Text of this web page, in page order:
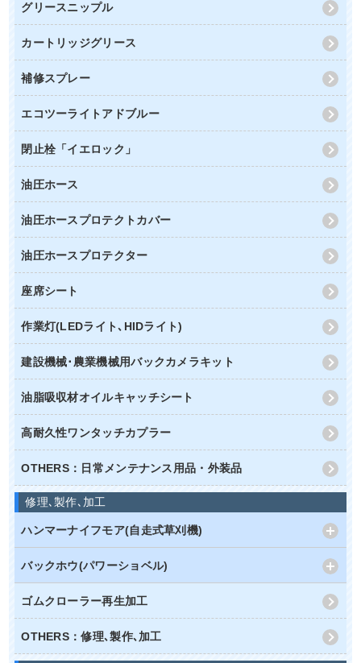
グリースニップル
カートリッジグリース
補修スプレー
エコツーライトアドブルー
閉止栓「イエロック」
油圧ホース
油圧ホースプロテクトカバー
油圧ホースプロテクター
座席シート
作業灯(LEDライト､HIDライト)
建設機械･農業機械用バックカメラキット
油脂吸収材オイルキャッチシート
高耐久性ワンタッチカプラー
OTHERS：日常メンテナンス用品・外装品
修理､製作､加工
ハンマーナイフモア(自走式草刈機)
バックホウ(パワーショベル)
ゴムクローラー再生加工
OTHERS：修理､製作､加工